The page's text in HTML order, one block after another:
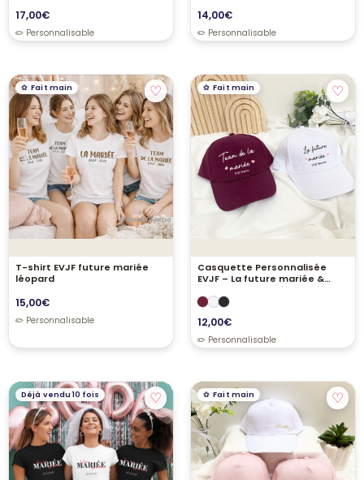
17,00€ 14,00€
Fait main ♡
T-shirt EVJF future mariée
léopard
15,00€
Fait main ♡
Casquette Personnalisée
EVJF – La future mariée &
Team de la mariée
12,00€
Déjà vendu 10 fois ♡ Fait main ♡